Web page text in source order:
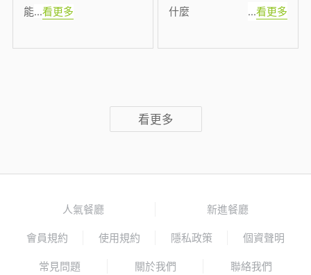
能...看更多
什麼
...看更多
看更多
人氣餐廳 新進餐廳
會員規約 使用規約 隱私政策 個資聲明
常見問題 關於我們 聯絡我們